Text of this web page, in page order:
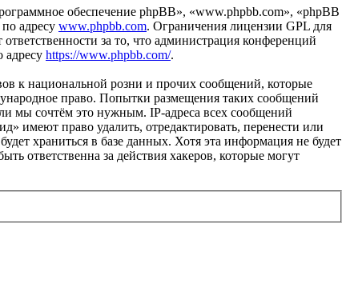
обеспечение phpBB», «www.phpbb.com», «phpBB
адресу www.phpbb.com. Ограничения лицензии GPL для
за то, что администрация конференций
адресу https://www.phpbb.com/.
к национальной розни и прочих сообщений, которые
право. Попытки размещения таких сообщений
мы сочтём это нужным. IP-адреса всех сообщений
имеют право удалить, отредактировать, перенести или
храниться в базе данных. Хотя эта информация не будет
ответственна за действия хакеров, которые могут